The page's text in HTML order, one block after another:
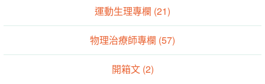
運動生理專欄 (21)
物理治療師專欄 (57)
開箱文 (2)